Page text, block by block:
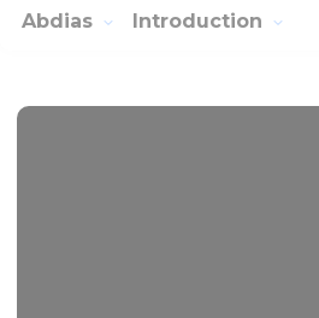
Abdias Introduction